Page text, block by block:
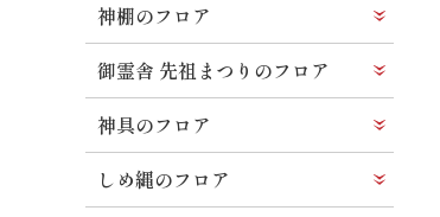
神棚のフロア
御霊舎 先祖まつりのフロア
神具のフロア
しめ縄のフロア